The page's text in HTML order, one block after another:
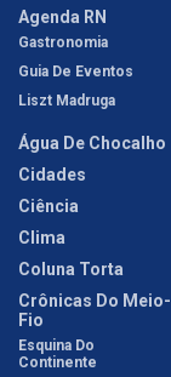
Agenda RN
Gastronomia
Guia De Eventos
Liszt Madruga
Água De Chocalho
Cidades
Ciência
Clima
Coluna Torta
Crônicas Do Meio-
Fio
Esquina Do
Continente